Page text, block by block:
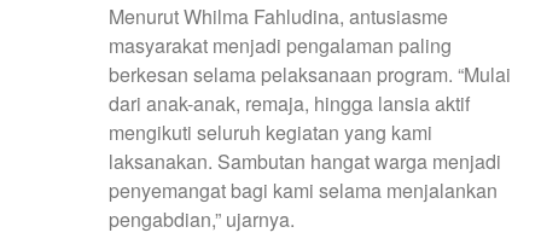
Menurut Whilma Fahludina, antusiasme
masyarakat menjadi pengalaman paling
berkesan selama pelaksanaan program. “Mulai
dari anak-anak, remaja, hingga lansia aktif
mengikuti seluruh kegiatan yang kami
laksanakan. Sambutan hangat warga menjadi
penyemangat bagi kami selama menjalankan
pengabdian,” ujarnya.